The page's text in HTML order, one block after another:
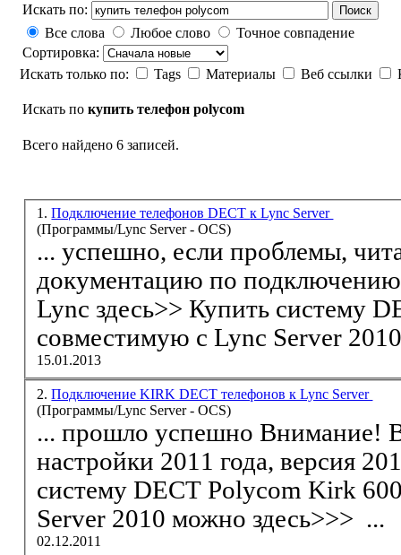
Искать по: Поиск
Все слова Любое слово
Точное совпадение
Сортировка:
Искать только по:
Tags Материалы Веб ссылки
Искать покупить телефон polycom
Всего найдено 6 записей.
1.
Подключение телефонов DECT к Lync Server
(Программы/Lync Server - OCS)
... успешно, если проблемы,
документацию по подключению DECT KIRK 6000 к
Lync здесь>>Купить систему
15.01.2013
2.Подключение KIRK DECT телефонов к Lync Server
(Программы/Lync Server - OCS)
... прошло успешно Внимание!
систему DECTPolycom Kirk 6000,
Server 2010 можно здесь>>> ...
02.12.2011